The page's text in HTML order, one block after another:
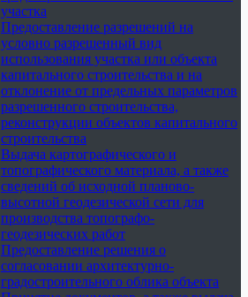
участка
Предоставление разрешений на
условно разрешенный вид
использования участка или объекта
капитального строительства и на
отклонение от предельных параметров
разрешенного строительства,
реконструкции объектов капитального
строительства
Выдача картографического и
топографического материала, а также
сведений об исходной планово-
высотной геодезической сети для
производства топографо-
геодезических работ
Предоставление решения о
согласовании архитектурно-
градостроительного облика объекта